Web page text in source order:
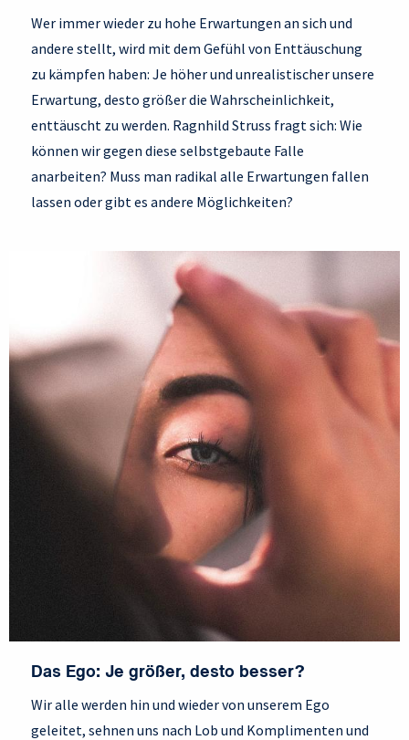
Wer immer wieder zu hohe Erwartungen an sich und
andere stellt, wird mit dem Gefühl von Enttäuschung
zu kämpfen haben: Je höher und unrealistischer unsere
Erwartung, desto größer die Wahrscheinlichkeit,
enttäuscht zu werden. Ragnhild Struss fragt sich: Wie
können wir gegen diese selbstgebaute Falle
anarbeiten? Muss man radikal alle Erwartungen fallen
lassen oder gibt es andere Möglichkeiten?
Das Ego: Je größer, desto besser?
Wir alle werden hin und wieder von unserem Ego
geleitet, sehnen uns nach Lob und Komplimenten und